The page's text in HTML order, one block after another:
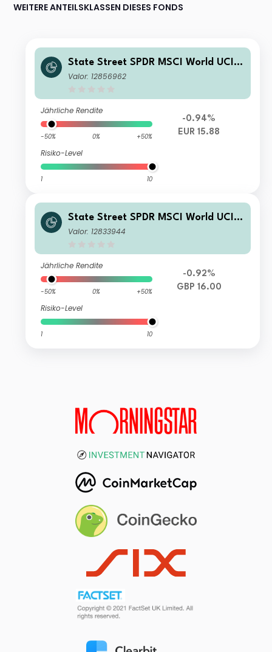
WEITERE ANTEILSKLASSEN DIESES FONDS
State Street SPDR MSCI World UCIT
S ETF EUR H Acc
Valor: 12856962
Jährliche Rendite
-50% 0% +50%
Risiko-Level
1 10
-0.94%
EUR 15.88
State Street SPDR MSCI World UCIT
S ETF GBP H Dis
Valor: 12833944
Jährliche Rendite
-50% 0% +50%
Risiko-Level
1 10
-0.92%
GBP 16.00